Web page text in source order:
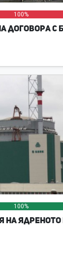
100%
договора с
100%
ядреното